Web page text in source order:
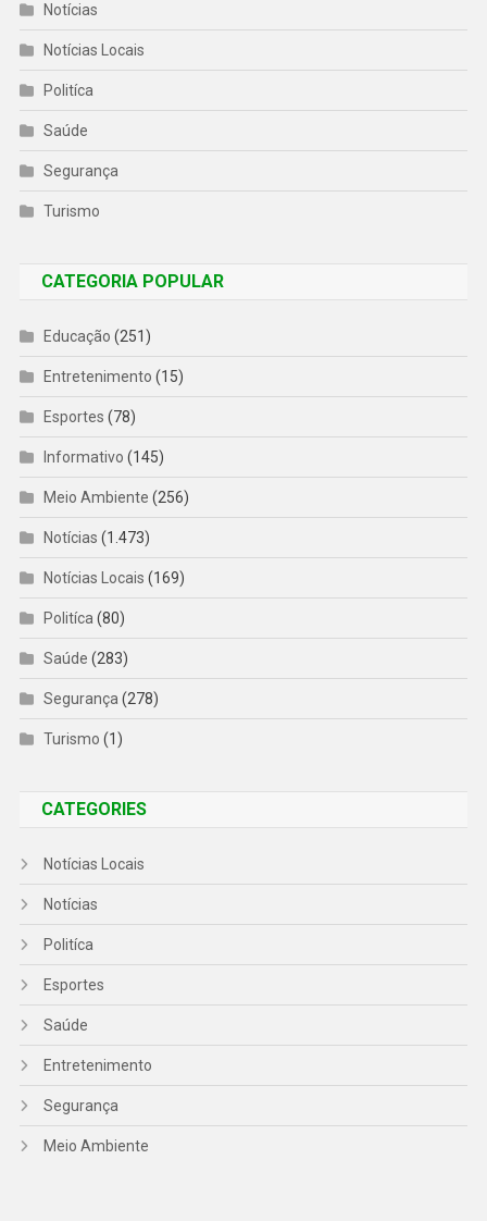
Notícias
Notícias Locais
Politíca
Saúde
Segurança
Turismo
CATEGORIA POPULAR
Educação (251)
Entretenimento (15)
Esportes (78)
Informativo (145)
Meio Ambiente (256)
Notícias (1.473)
Notícias Locais (169)
Politíca(80)
Saúde (283)
Segurança(278)
Turismo (1)
CATEGORIES
Notícias Locais
Notícias
Politíca
Esportes
Saúde
Entretenimento
Segurança
Meio Ambiente